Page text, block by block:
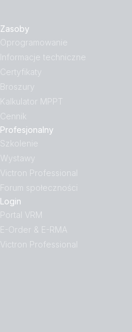
Zasoby
Oprogramowanie
Informacje techniczne
Certyfikaty
Broszury
Kalkulator MPPT
Cennik
Profesjonalny
Szkolenie
Wystawy
Victron Professional
Forum społeczności
Login
Portal VRM
E-Order & E-RMA
Victron Professional